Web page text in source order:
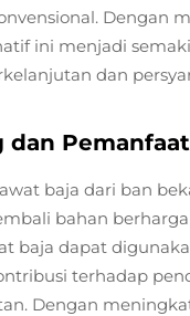
Dengan
ini menjadi
dan
dan
baja dari ban
bahan
baja dapat
terhadap
Dengan